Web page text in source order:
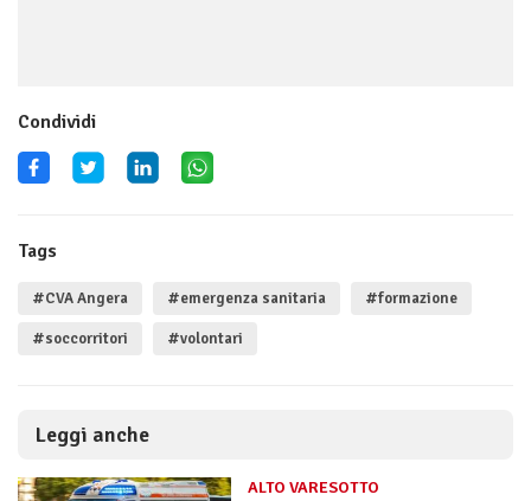
Condividi
Tags
#CVA Angera #emergenza sanitaria #formazione
#soccorritori #volontari
Leggi anche
ALTO VARESOTTO